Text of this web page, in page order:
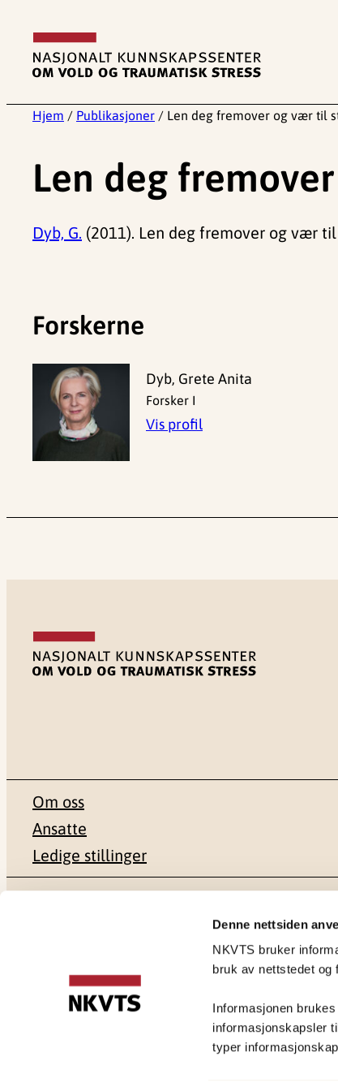
Denne nettsiden
NKVTS bruker
bruk av nettstedet og
Informasjonen
informasjonskapsler
typer
innhold
Hjem / Publikasjoner / Len deg fremover og vær til
Len deg
Dyb, G. (2011). Len deg fremover og vær til
Forskerne
Dyb, Grete Anita
Forsker I
Vis profil
Om oss
Ansatte
Ledige stillinger
0409 Oslo